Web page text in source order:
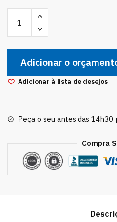
Coxim
Amortecedor
Dianteiro
Classic
Prisma
Adicionar o
Adicionar à lista de desejos
Peça o seu antes das
Compra